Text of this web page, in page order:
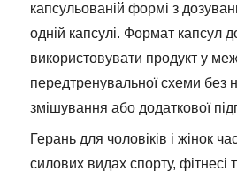
капсульованій формі з
одній капсулі. Формат капсул
використовувати продукт у
передтренувальної схеми без
змішування або додаткової
Герань для чоловіків і жінок
силових видах спорту, фітнесі